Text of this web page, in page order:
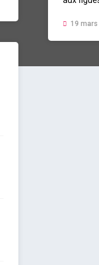
19 mars